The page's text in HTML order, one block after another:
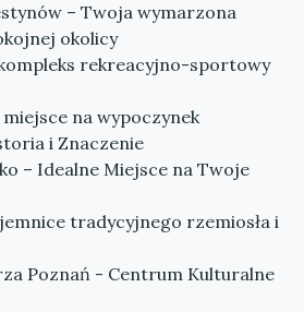
– Twoja wymarzona
okolicy
rekreacyjno-sportowy
na wypoczynek
i Znaczenie
– Idealne Miejsce na Twoje
tradycyjnego rzemiosła i
Poznań - Centrum Kulturalne